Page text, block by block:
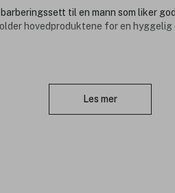
til en mann som liker
hovedproduktene for en hyggelig
Aiguise Gold barberhøvel er
som absolutt har fortjent sin
Smoky Whiskey 100ml: en shaving
Les mer